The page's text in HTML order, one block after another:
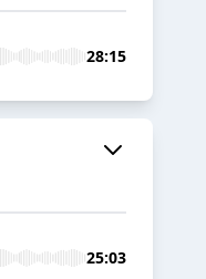
28:15
25:03